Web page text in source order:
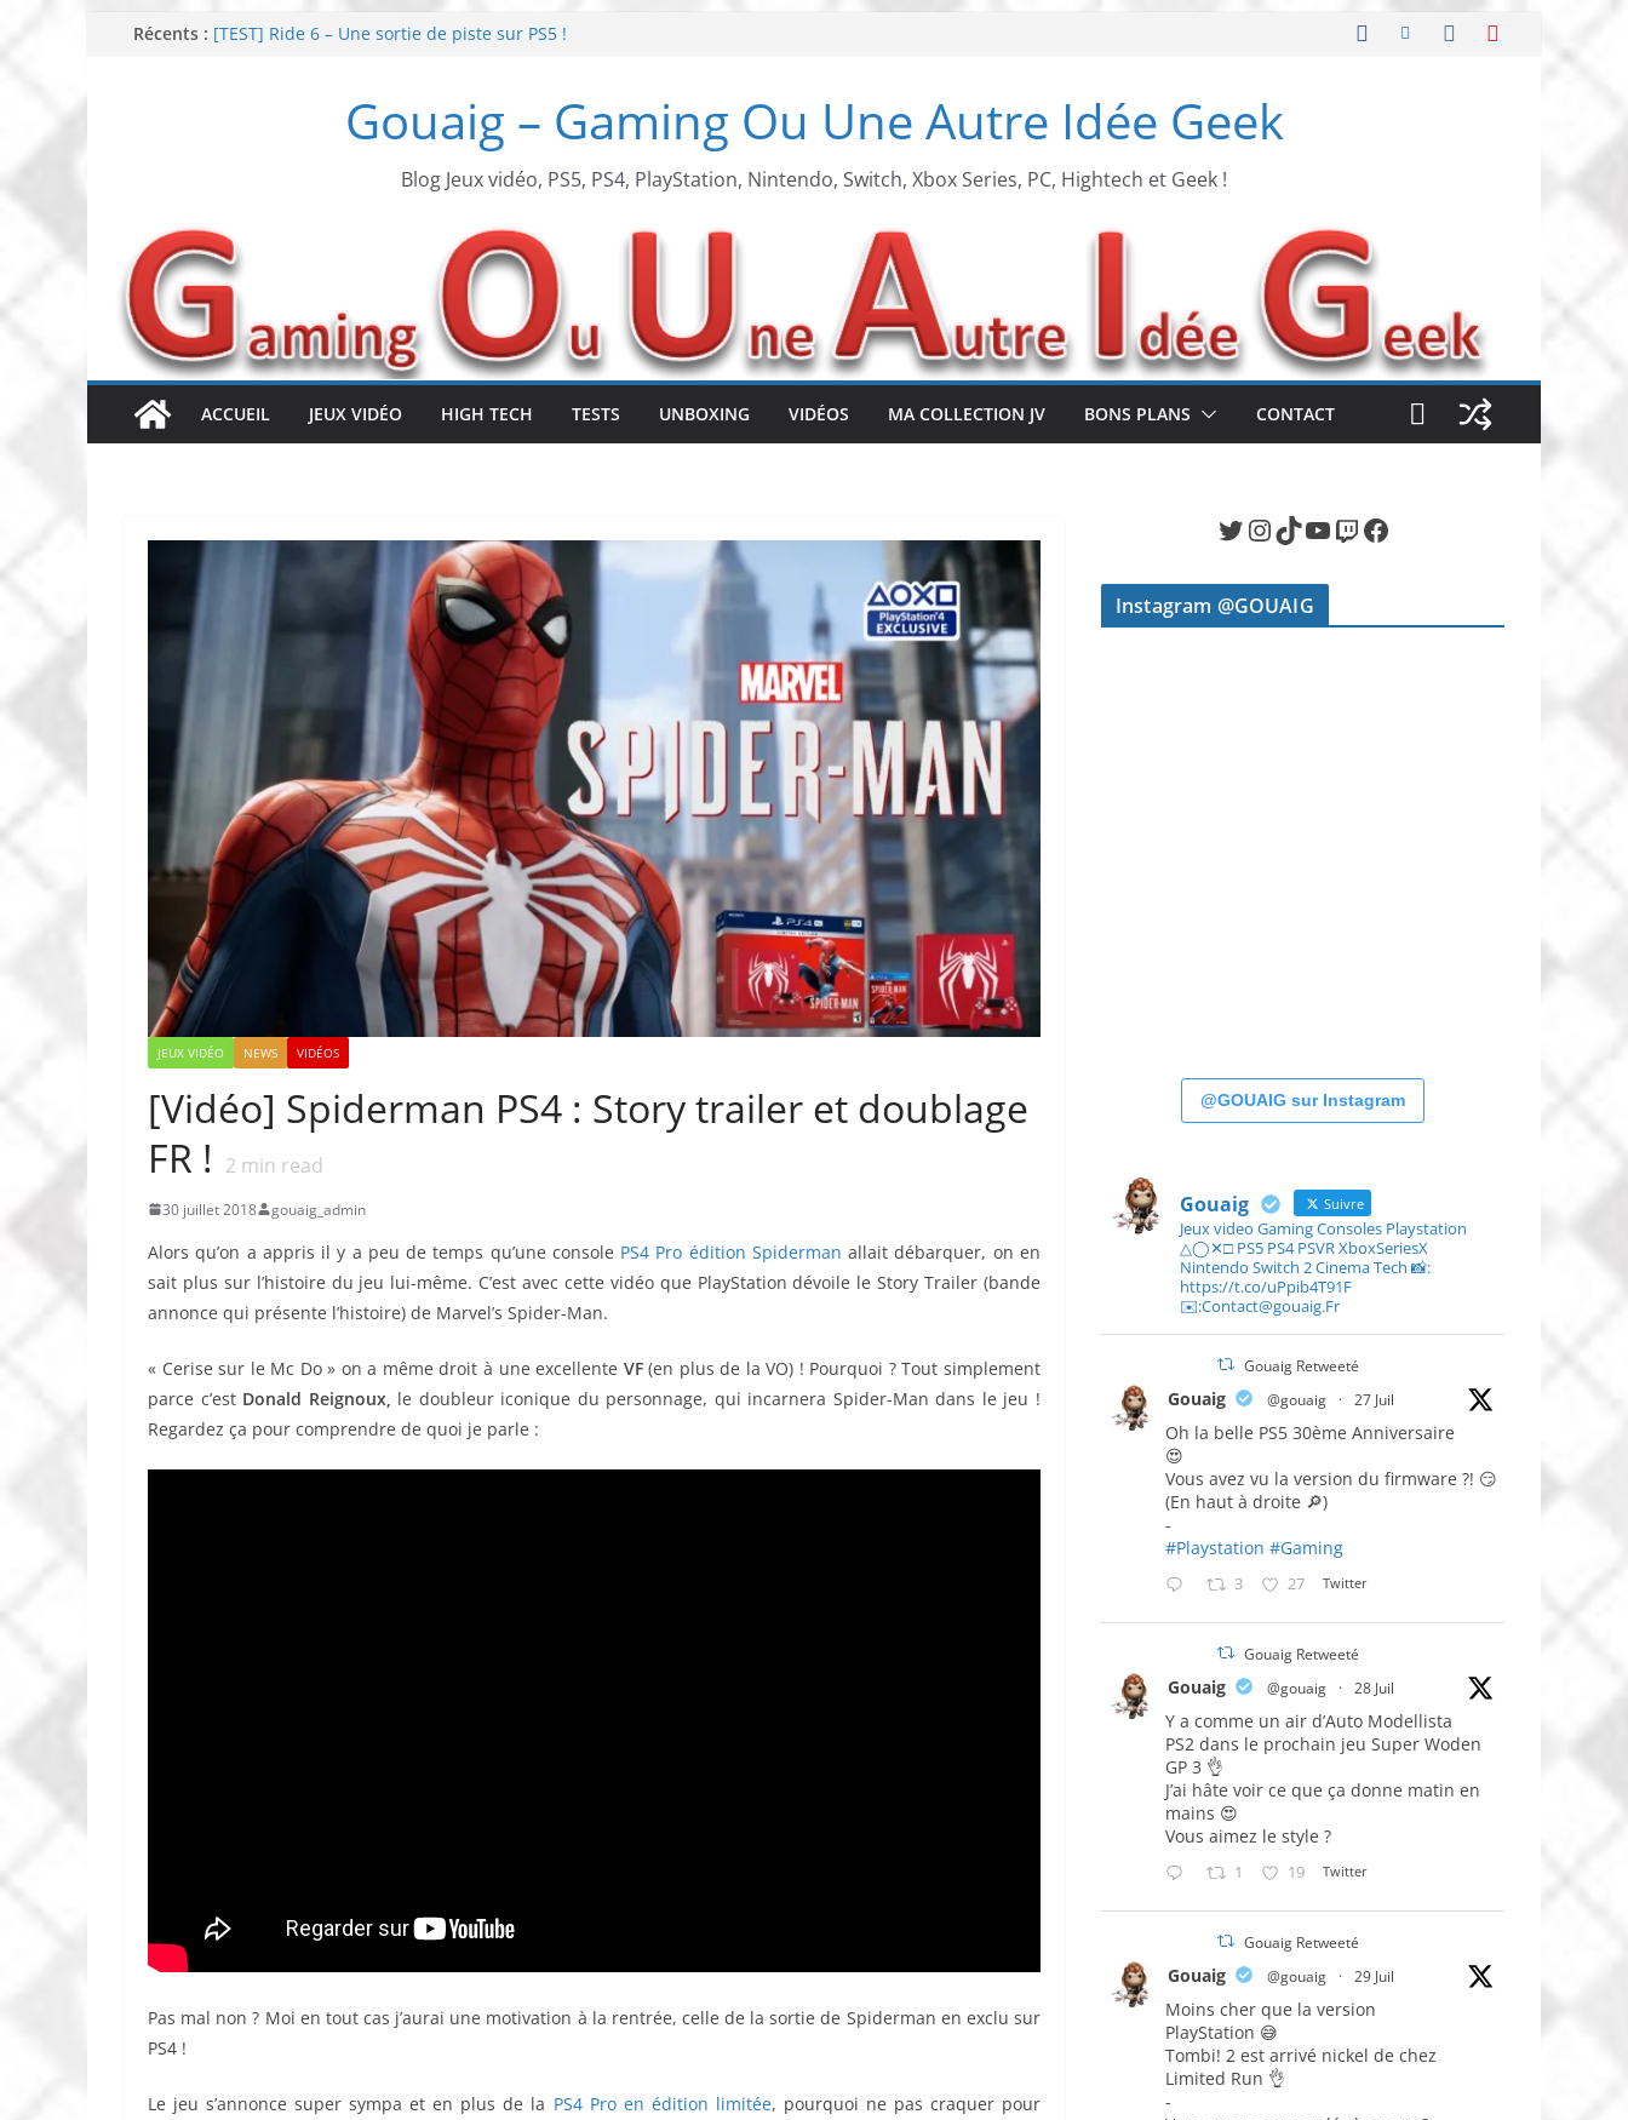
Passer
contenu
Récents : [TEST] Ride 6 – Une sortie de piste sur PS5 !
[TEST] Screamer – Le retour des courses arcade !
SWITCH 2 : Nouveaux accessoires Turtle Beach X Mario
Gouaig – Gaming Ou Une Autre Idée Geek
Blog Jeux vidéo, PS5, PS4, PlayStation, Nintendo, Switch, Xbox Series, PC, Hightech et Geek !
ACCUEIL JEUX VIDÉO HIGH TECH TESTS UNBOXING VIDÉOS MA COLLECTION JV BONS PLANS CONTACT
JEUX VIDÉO NEWS VIDÉOS
[Vidéo] Spiderman PS4 : Story trailer et doublage
FR !
2 min read
30 juillet 2018 gouaig_admin
Alors qu’on a appris il y a peu de temps qu’une console PS4 Pro édition Spiderman allait débarquer, on en
sait plus sur l’histoire du jeu lui-même. C’est avec cette vidéo que PlayStation dévoile le Story Trailer (bande
annonce qui présente l’histoire) de Marvel’s Spider-Man.
« Cerise sur le Mc Do » on a même droit à une excellente VF(en plus de la VO) ! Pourquoi ? Tout simplement
parce c’est Donald Reignoux, le doubleur iconique du personnage, qui incarnera Spider-Man dans le jeu !
Regardez ça pour comprendre de quoi je parle :
Pas mal non ? Moi en tout cas j’aurai une motivation à la rentrée, celle de la sortie de Spiderman en exclu sur
PS4 !
Le jeu s’annonce super sympa et en plus de la PS4 Pro en édition limitée, pourquoi ne pas craquer pour
Twitter InstagramTikTok YouTube Twitch Facebook
Instagram @GOUAIG
@GOUAIG sur Instagram
Gouaig Suivre
Jeux video Gaming Consoles Playstation
△◯✕□ PS5 PS4 PSVR XboxSeriesX
Nintendo Switch 2 Cinema Tech 📸:
https://t.co/uPpib4T91F
✉️:Contact@gouaig.Fr
Gouaig Retweeté
Gouaig @gouaig · 27 Juil
Oh la belle PS5 30ème Anniversaire
😍
Vous avez vu la version du firmware ?! 😏
(En haut à droite 🔎)
-
#Playstation #Gaming
3 27 Twitter
Gouaig Retweeté
Gouaig @gouaig · 28 Juil
Y a comme un air d’Auto Modellista
PS2 dans le prochain jeu Super Woden
GP 3 👌
J’ai hâte voir ce que ça donne matin en
mains 😍
Vous aimez le style ?
1 19 Twitter
Gouaig Retweeté
Gouaig @gouaig · 29 Juil
Moins cher que la version
PlayStation 😅
Tombi! 2 est arrivé nickel de chez
Limited Run 👌
-